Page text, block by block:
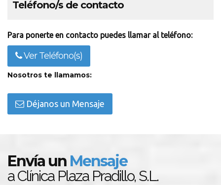
Teléfono/s de contacto
Para ponerte en contacto puedes llamar al teléfono:
Ver Teléfono(s)
Nosotros te llamamos:
Déjanos un Mensaje
Envía un Mensaje
a Clínica Plaza Pradillo, S.L.